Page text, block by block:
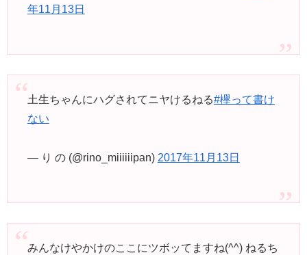
年11月13日
土生ちゃんにハグされてニヤけるねる#欅って書け
ない
— り の (@rino_miiiiiipan) 2017年11月13日
みんなけやかけのここにツボッてますね(^^) ねるち